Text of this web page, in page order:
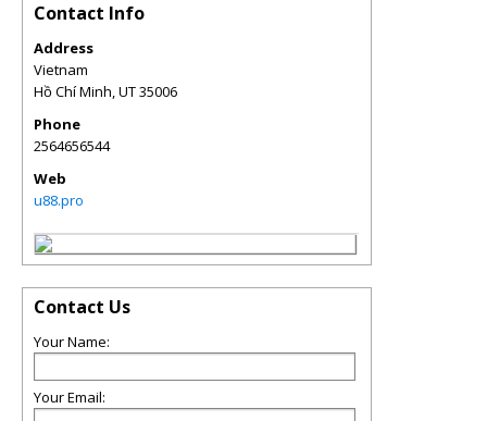
Contact Info
Address
Vietnam
Hồ Chí Minh,UT35006
Phone
2564656544
Web
u88.pro
Contact Us
Your Name:
Your Email: